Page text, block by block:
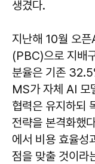
생겼다.
지난해 10월 오
(PBC)으로 지배
분율은 기존
MS가 자체 AI 모
협력은 유지하되
전략을 본격화했
에서 비용 효율성
점을 맞출 것이라